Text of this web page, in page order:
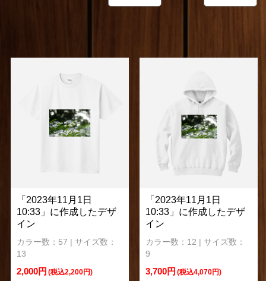
「2023年11月1日
10:33」に作成したデザ
イン
カラー数：57 | サイズ数：
13
2,000円 (税込2,200円)
「2023年11月1日
10:33」に作成したデザ
イン
カラー数：12 | サイズ数：
9
3,700円 (税込4,070円)